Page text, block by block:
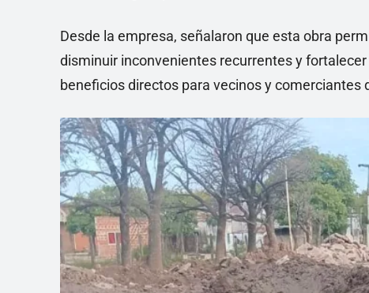
Desde la empresa, señalaron que esta obra
disminuir inconvenientes recurrentes y
beneficios directos para vecinos y comerciantes